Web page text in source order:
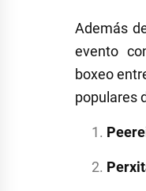
Además
evento
boxeo
populares